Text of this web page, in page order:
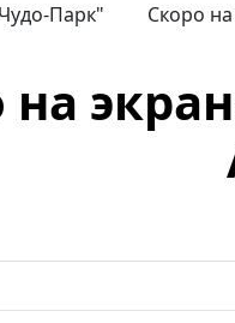
Парк" Скоро
на